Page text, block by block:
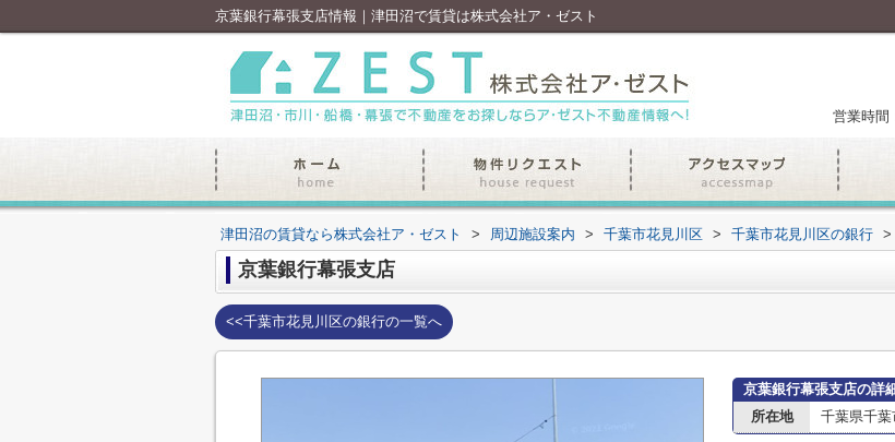
京葉銀行幕張支店情報｜津田沼で賃貸は株式会社ア・ゼスト
営業時間
津田沼の賃貸なら株式会社ア・ゼスト > 周辺施設案内 > 千葉市花見川区 > 千葉市花見川区の銀行 >
京葉銀行幕張支店
<<千葉市花見川区の銀行の一覧へ
京葉銀行幕張支店の詳
所在地
千葉県千